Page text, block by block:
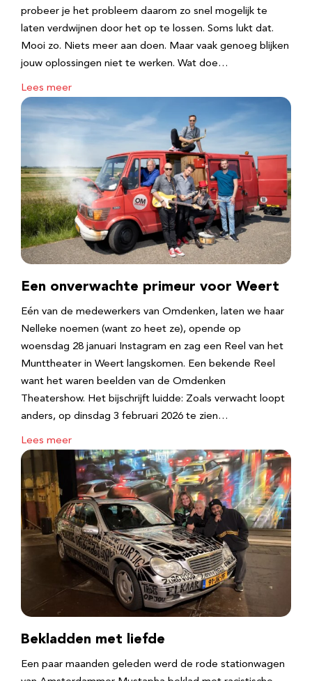
probeer je het probleem daarom zo snel mogelijk te
laten verdwijnen door het op te lossen. Soms lukt dat.
Mooi zo. Niets meer aan doen. Maar vaak genoeg blijken
jouw oplossingen niet te werken. Wat doe…
Lees meer
Een onverwachte primeur voor Weert
Eén van de medewerkers van Omdenken, laten we haar
Nelleke noemen (want zo heet ze), opende op
woensdag 28 januari Instagram en zag een Reel van het
Munttheater in Weert langskomen. Een bekende Reel
want het waren beelden van de Omdenken
Theatershow. Het bijschrijft luidde: Zoals verwacht loopt
anders, op dinsdag 3 februari 2026 te zien…
Lees meer
Bekladden met liefde
Een paar maanden geleden werd de rode stationwagen